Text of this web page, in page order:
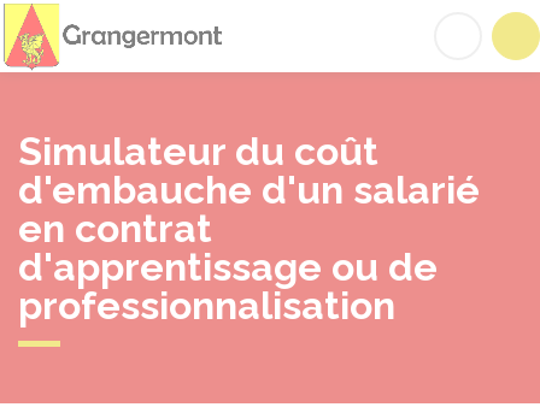
Simulateur du coût
d'embauche d'un salarié
en contrat
d'apprentissage ou de
professionnalisation